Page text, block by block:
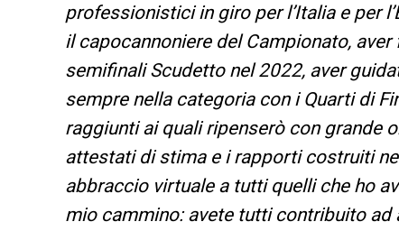
professionistici in giro per l’Italia e per
il capocannoniere del Campionato,
semifinali Scudetto nel 2022, aver
sempre nella categoria con i Quarti di
raggiunti ai quali ripenserò con grande
attestati di stima e i rapporti costruiti
abbraccio virtuale a tutti quelli che ho
mio cammino: avete tutti contribuito